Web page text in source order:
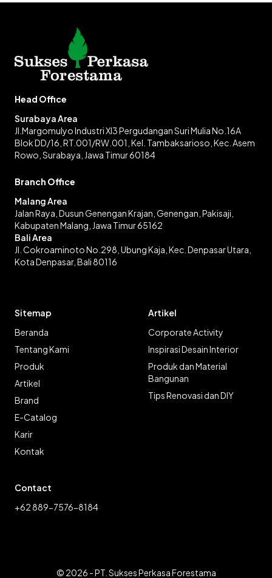
Head Office
Surabaya Area
Jl.Margomulyo Industri XI3 Pergudangan Suri Mulia No.16A
Blok DD/16, RT.001/RW.001, Kel. Tambaksarioso, Kec. Asem
Rowo, Surabaya, Jawa Timur 60184
Branch Office
Malang Area
Jalan Raya, Dusun Genengan Krajan, Genengan, Pakisaji,
Kabupaten Malang, Jawa Timur 65162
Bali Area
Jl. Cokroaminoto No.298, Ubung Kaja, Kec. Denpasar Utara,
Kota Denpasar, Bali 80116
Sitemap
Beranda
Tentang Kami
Produk
Artikel
Brand
E-Catalog
Karir
Kontak
Artikel
Corporate Activity
Inspirasi Desain Interior
Produk dan Material
Bangunan
Tips Renovasi dan DIY
Contact
+62 889-7576-8184
© 2026 - PT. Sukses Perkasa Forestama